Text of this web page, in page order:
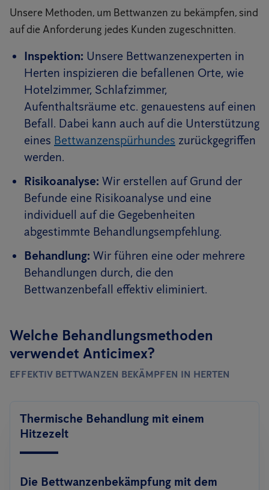
Unsere Methoden, um Bettwanzen zu bekämpfen, sind
auf die Anforderung jedes Kunden zugeschnitten.
Inspektion: Unsere Bettwanzenexperten in
Herten inspizieren die befallenen Orte, wie
Hotelzimmer, Schlafzimmer,
Aufenthaltsräume etc. genauestens auf einen
Befall. Dabei kann auch auf die Unterstützung
eines Bettwanzenspürhundes zurückgegriffen
werden.
Risikoanalyse: Wir erstellen auf Grund der
Befunde eine Risikoanalyse und eine
individuell auf die Gegebenheiten
abgestimmte Behandlungsempfehlung.
Behandlung: Wir führen eine oder mehrere
Behandlungen durch, die den
Bettwanzenbefall effektiv eliminiert.
Welche Behandlungsmethoden
verwendet Anticimex?
EFFEKTIV BETTWANZEN BEKÄMPFEN IN HERTEN
Thermische Behandlung mit einem
Hitzezelt
Die Bettwanzenbekämpfung mit dem